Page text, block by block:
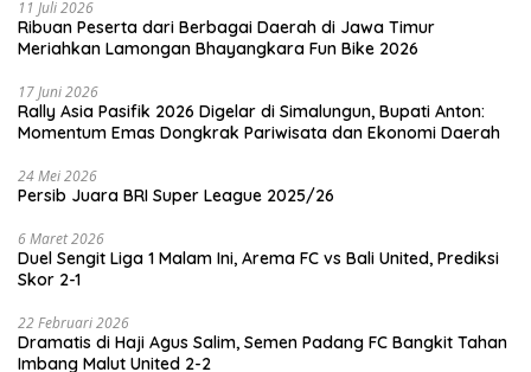
11 Juli 2026
Ribuan Peserta dari Berbagai Daerah di Jawa Timur
Meriahkan Lamongan Bhayangkara Fun Bike 2026
17 Juni 2026
Rally Asia Pasifik 2026 Digelar di Simalungun, Bupati Anton:
Momentum Emas Dongkrak Pariwisata dan Ekonomi Daerah
24 Mei 2026
Persib Juara BRI Super League 2025/26
6 Maret 2026
Duel Sengit Liga 1 Malam Ini, Arema FC vs Bali United, Prediksi
Skor 2-1
22 Februari 2026
Dramatis di Haji Agus Salim, Semen Padang FC Bangkit Tahan
Imbang Malut United 2-2